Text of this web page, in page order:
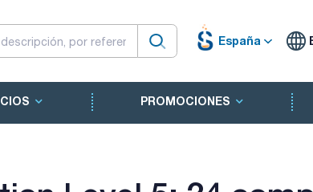
España
PROMOCIONES